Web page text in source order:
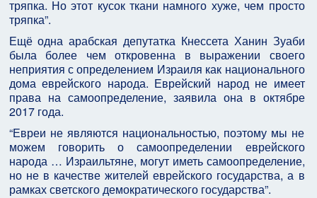
тряпка. Но этот кусок ткани намного хуже, чем просто
тряпка”.
Ещё одна арабская депутатка Кнессета Ханин Зуаби
была более чем откровенна в выражении своего
неприятия с определением Израиля как национального
дома еврейского народа. Еврейский народ не имеет
права на самоопределение, заявила она в октябре
2017 года.
“Евреи не являются национальностью, поэтому мы не
можем говорить о самоопределении еврейского
народа … Израильтяне, могут иметь самоопределение,
но не в качестве жителей еврейского государства, а в
рамках светского демократического государства”.